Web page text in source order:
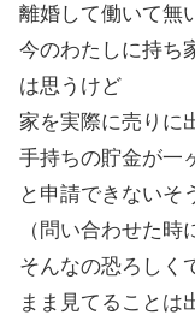
離婚して働いて無
今のわたしに持ち
は思うけど
家を実際に売りに
手持ちの貯金が一
と申請できないそ
（問い合わせた時
そんなの恐ろしく
まま見てることは